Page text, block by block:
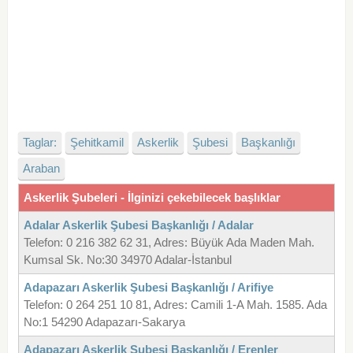
Taglar: Şehitkamil Askerlik Şubesi
Başkanlığı
Araban
Askerlik Şubeleri - İlginizi çekebilecek başlıklar
Adalar Askerlik Şubesi Başkanlığı / Adalar
Telefon: 0 216 382 62 31, Adres: Büyük Ada Maden Mah.
Kumsal Sk. No:30 34970 Adalar-İstanbul
Adapazarı Askerlik Şubesi Başkanlığı / Arifiye
Telefon: 0 264 251 10 81, Adres: Camili 1-A Mah. 1585. Ada
No:1 54290 Adapazarı-Sakarya
Adapazarı Askerlik Şubesi Başkanlığı / Erenler